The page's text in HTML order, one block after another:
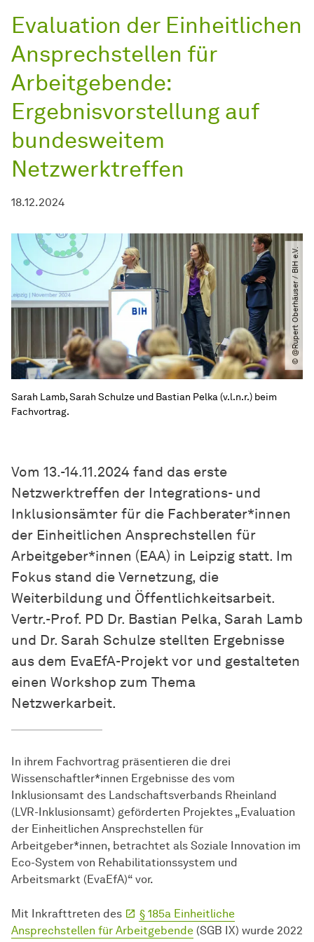
Evaluation der Einheitlichen
Ansprechstellen für
Arbeitgebende:
Ergebnisvorstellung auf
bundesweitem
Netzwerktreffen
18.12.2024
© @Rupert Oberhäuser ​/​ BIH e.V.
Sarah Lamb, Sarah Schulze und Bastian Pelka (v.l.n.r.) beim
Fachvortrag.
Vom 13.-14.11.2024 fand das erste
Netzwerktreffen der Integrations- und
Inklusionsämter für die Fachberater*innen
der Einheitlichen Ansprechstellen für
Arbeitgeber*innen (EAA) in Leipzig statt. Im
Fokus stand die Vernetzung, die
Weiterbildung und Öffentlichkeitsarbeit.
Vertr.-Prof. PD Dr. Bastian Pelka, Sarah Lamb
und Dr. Sarah Schulze stellten Ergebnisse
aus dem EvaEfA-Projekt vor und gestalteten
einen Workshop zum Thema
Netzwerkarbeit.
In ihrem Fachvortrag präsentieren die drei
Wissenschaftler*innen Ergebnisse des vom
Inklusionsamt des Landschaftsverbands Rheinland
(LVR-Inklusionsamt) geförderten Projektes „Evaluation
der Einheitlichen Ansprechstellen für
Arbeitgeber*innen, betrachtet als Soziale Innovation im
Eco-System von Rehabilitationssystem und
Arbeitsmarkt (EvaEfA)“ vor.
Mit Inkrafttreten des
§ 185a Einheitliche
Ansprechstellen für Arbeitgebende (SGB IX) wurde 2022